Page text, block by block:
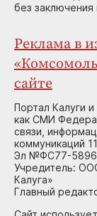
без
Реклама в
сайте
Портал Калуги
как СМИ
связи,
коммуникаций
Эл №ФС77-
Учредитель:
Калуга»
Главный